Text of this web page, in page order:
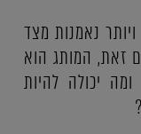
נאמנות מצד
זאת, המותג הוא
יכולה להיות